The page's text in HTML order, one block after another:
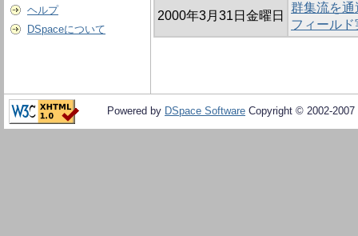
ヘルプ
DSpaceについて
2000年3月31日金曜日
群集流を
フィール
Powered by DSpace Software Copyright © 2002-2007